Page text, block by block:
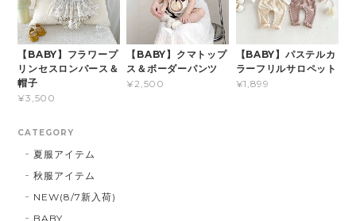
【BABY】フラワープ
リンセスロンパース＆
帽子
¥3,500
【BABY】クマトップ
ス＆ボーダーパンツ
¥2,500
【BABY】パステルカ
ラーフリルサロペット
¥1,899
CATEGORY
夏服アイテム
秋服アイテム
NEW(8/7新入荷)
BABY